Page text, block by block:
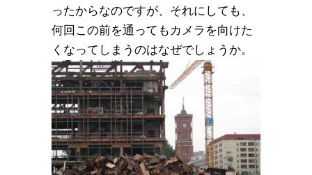
ったからなのですが、それにしても、
何回この前を通ってもカメラを向けた
くなってしまうのはなぜでしょうか。